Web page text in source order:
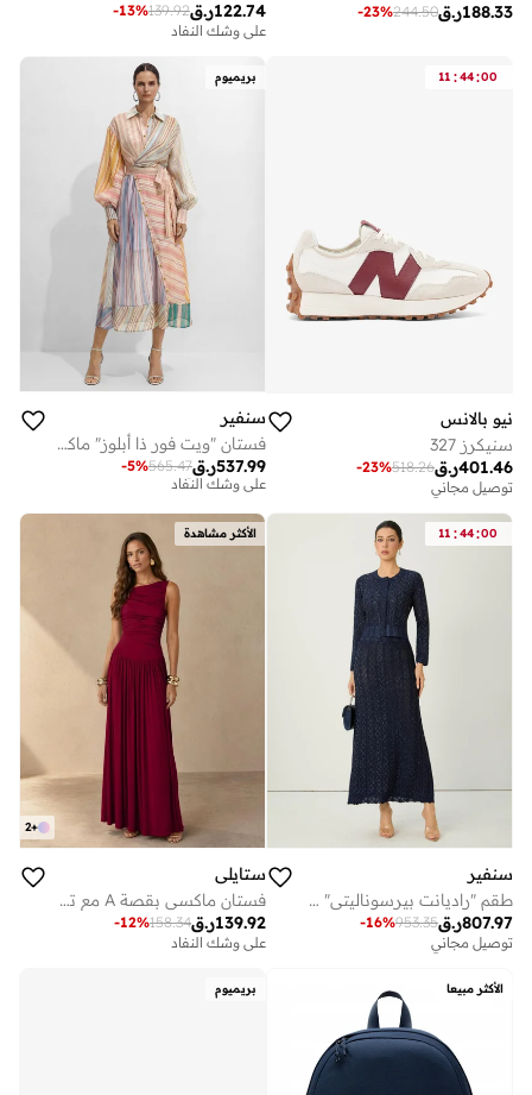
ر.ق188.33
244.50
-23% ر.ق122.74
139.92
-13%
على وشك النفاد
11 :44:00
نيو بالانس
سنيكرز 327
ر.ق401.46
518.26
-23%
توصيل مجاني
بريميوم
سنفير
فستان "ويت فور ذا أبلوز" ماكسي بخطوط متعددة الألوان وأكمام منتفخة
ر.ق537.99
565.47
-5%
توصيل مجاني
على وشك النفاد
توصيل مجاني
11 :44:00
سنفير
طقم "راديانت بيرسوناليتي" باللون الأزرق من كارديغان محبوك بنقشة المعين وتنورة
ر.ق807.97
953.35
-16%
توصيل مجاني
الأكثر مشاهدة
+
2
ستايلي
فستان ماكسي بقصة A مع تفاصيل مكشكشة - أحمر
ر.ق139.92
158.34
-12%
على وشك النفاد
الأكثر مبيعا بريميوم